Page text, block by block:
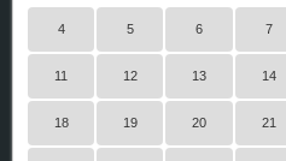
4 5 6 7
11 12 13 14
18 19 20 21